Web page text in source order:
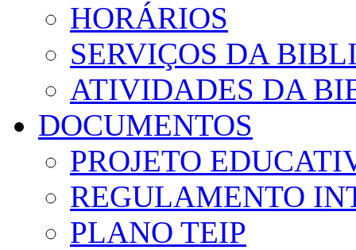
HORÁRIOS
SERVIÇOS DA
ATIVIDADES DA
DOCUMENTOS
PROJETO
REGULAMENTO
PLANO TEIP